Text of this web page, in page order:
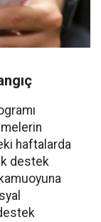
haftalarda
destek